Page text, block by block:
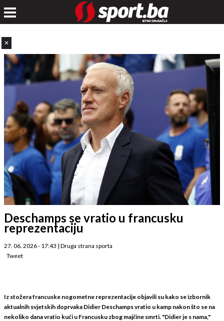
✕
Deschamps se vratio u francusku
reprezentaciju
27. 06. 2026 - 17:43 | Druga strana sporta
Tweet
Iz stožera francuske nogometne reprezentacije objavili su kako se izbornik
aktualnih svjetskih doprvaka Didier Deschamps vratio u kamp nakon što se na
nekoliko dana vratio kući u Francusku zbog majčine smrti. "Didier je s nama,"